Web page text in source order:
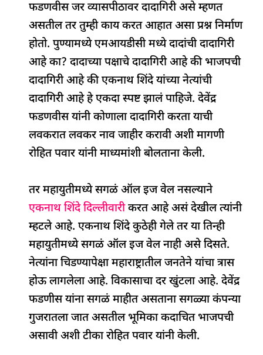
फडणवीस जर व्यासपीठावर दादागिरी असे म्हणत
असतील तर तुम्ही काय करत आहात असा प्रश्न निर्माण
होतो. पुण्यामध्ये एमआयडीसी मध्ये दादांची दादागिरी
आहे का? दादाच्या पक्षाचे दादागिरी आहे की भाजपची
दादागिरी आहे की एकनाथ शिंदे यांच्या नेत्यांची
दादागिरी आहे हे एकदा स्पष्ट झालं पाहिजे. देवेंद्र
फडणवीस यांनी कोणाला दादागिरी करता याची
लवकरात लवकर नाव जाहीर करावी अशी मागणी
रोहित पवार यांनी माध्यमांशी बोलताना केली.
तर महायुतीमध्ये सगळं ऑल इज वेल नसल्याने
एकनाथ शिंदे दिल्लीवारीकरत आहे असं देखील त्यांनी
म्हटले आहे. एकनाथ शिंदे कुठेही गेले तर या तिन्ही
महायुतीमध्ये सगळं ऑल इज वेल नाही असे दिसते.
नेत्यांना चिडण्यापेक्षा महाराष्ट्रातील जनतेने यांचा त्रास
होऊ लागलेला आहे. विकासाचा दर खुंटला आहे. देवेंद्र
फडणीस यांना सगळं माहीत असताना सगळ्या कंपन्या
गुजरातला जात असतील भूमिका कदाचित भाजपची
असावी अशी टीका रोहित पवार यांनी केली.